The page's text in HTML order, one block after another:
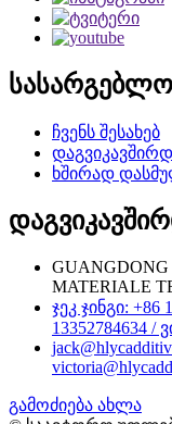
ჩვენს შესახებ
ხშირად
MATERIALE
ჯეკ ჯინგი: +86
13352784634 /
გამოძიება ახლა